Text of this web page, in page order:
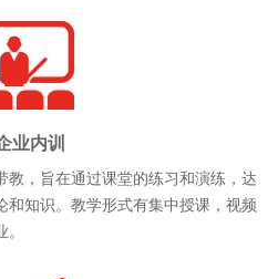
业内训
教，旨在通过课堂的练习和演练，达
和知识。教学形式有集中授课，视频